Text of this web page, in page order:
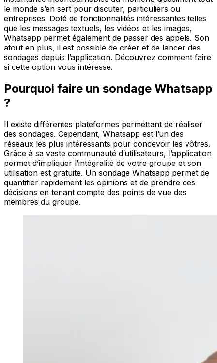
le monde s’en sert pour discuter, particuliers ou
entreprises. Doté de fonctionnalités intéressantes telles
que les messages textuels, les vidéos et les images,
Whatsapp permet également de passer des appels. Son
atout en plus, il est possible de créer et de lancer des
sondages depuis l’application. Découvrez comment faire
si cette option vous intéresse.
Pourquoi faire un sondage Whatsapp
?
Il existe différentes plateformes permettant de réaliser
des sondages. Cependant, Whatsapp est l’un des
réseaux les plus intéressants pour concevoir les vôtres.
Grâce à sa vaste communauté d’utilisateurs, l’application
permet d’impliquer l’intégralité de votre groupe et son
utilisation est gratuite. Un sondage Whatsapp permet de
quantifier rapidement les opinions et de prendre des
décisions en tenant compte des points de vue des
membres du groupe.